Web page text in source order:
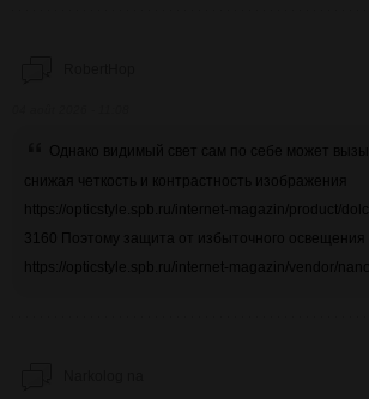
Однако видимый свет сам по себе может
снижая четкость и контрастность изображения
https://opticstyle.spb.ru/internet-magazin/product/
3160 Поэтому защита от избыточного освещения
https://opticstyle.spb.ru/internet-magazin/vendor/